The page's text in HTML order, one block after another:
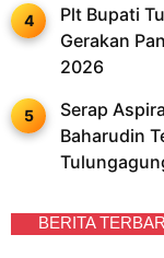
Plt Bupati
Gerakan
2026
Serap
Baharudin
BERITA